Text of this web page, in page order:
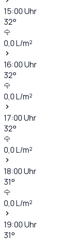
15:00Uhr
32°
0,0L/m²
16:00Uhr
32°
0,0L/m²
17:00Uhr
32°
0,0L/m²
18:00Uhr
31°
0,0L/m²
19:00Uhr
31°